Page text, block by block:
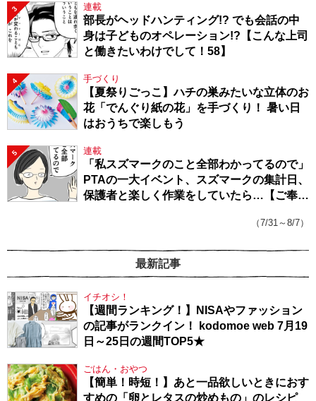
3 連載
部長がヘッドハンティング!? でも会話の中
身は子どものオペレーション!?【こんな上司
と働きたいわけでして！58】
4 手づくり
【夏祭りごっこ】ハチの巣みたいな立体のお
花「でんぐり紙の花」を手づくり！ 暑い日
はおうちで楽しもう
5 連載
「私スズマークのこと全部わかってるので」
PTAの一大イベント、スズマークの集計日、
保護者と楽しく作業をしていたら…【ご奉仕
（7/31～8/7）
最新記事
イチオシ！
【週間ランキング！】NISAやファッション
の記事がランクイン！ kodomoe web 7月19
日～25日の週間TOP5★
ごはん・おやつ
【簡単！時短！】あと一品欲しいときにおす
すめの「卵とレタスの炒めもの」のレシピ